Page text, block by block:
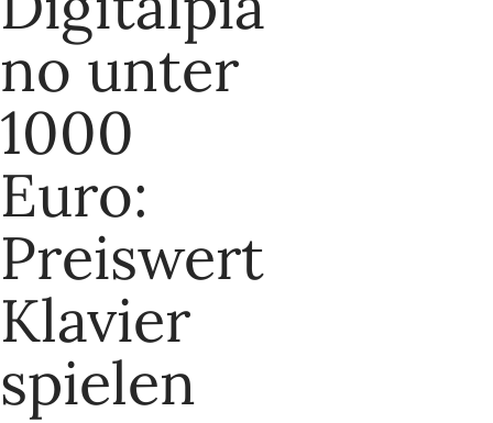
no unter
1000
Euro:
Preiswert
Klavier
spielen